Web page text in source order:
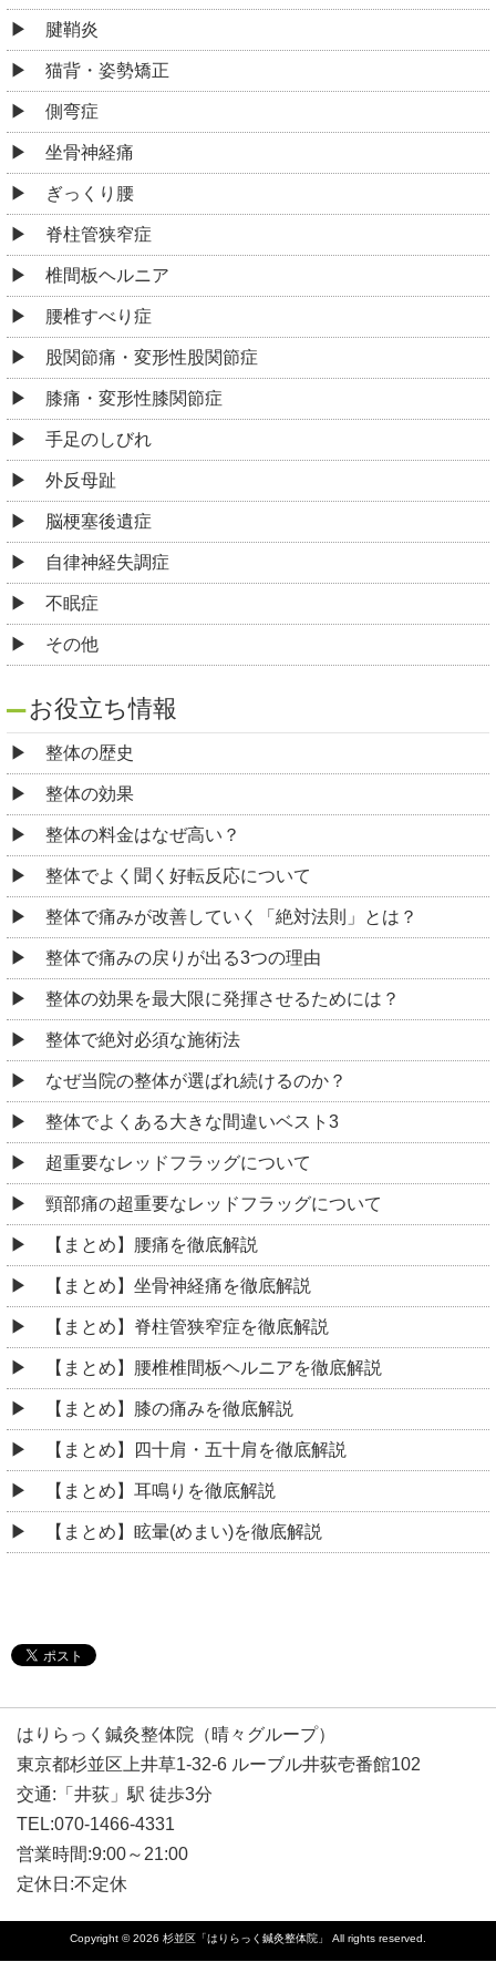
腱鞘炎
猫背・姿勢矯正
側弯症
坐骨神経痛
ぎっくり腰
脊柱管狭窄症
椎間板ヘルニア
腰椎すべり症
股関節痛・変形性股関節症
膝痛・変形性膝関節症
手足のしびれ
外反母趾
脳梗塞後遺症
自律神経失調症
不眠症
その他
お役立ち情報
整体の歴史
整体の効果
整体の料金はなぜ高い？
整体でよく聞く好転反応について
整体で痛みが改善していく「絶対法則」とは？
整体で痛みの戻りが出る3つの理由
整体の効果を最大限に発揮させるためには？
整体で絶対必須な施術法
なぜ当院の整体が選ばれ続けるのか？
整体でよくある大きな間違いベスト3
超重要なレッドフラッグについて
頸部痛の超重要なレッドフラッグについて
【まとめ】腰痛を徹底解説
【まとめ】坐骨神経痛を徹底解説
【まとめ】脊柱管狭窄症を徹底解説
【まとめ】腰椎椎間板ヘルニアを徹底解説
【まとめ】膝の痛みを徹底解説
【まとめ】四十肩・五十肩を徹底解説
【まとめ】耳鳴りを徹底解説
【まとめ】眩暈(めまい)を徹底解説
はりらっく鍼灸整体院（晴々グループ）
東京都杉並区上井草1-32-6 ルーブル井荻壱番館102
交通:「井荻」駅 徒歩3分
TEL:070-1466-4331
営業時間:9:00～21:00
定休日:不定休
Copyright © 2026 杉並区「はりらっく鍼灸整体院」 All rights reserved.